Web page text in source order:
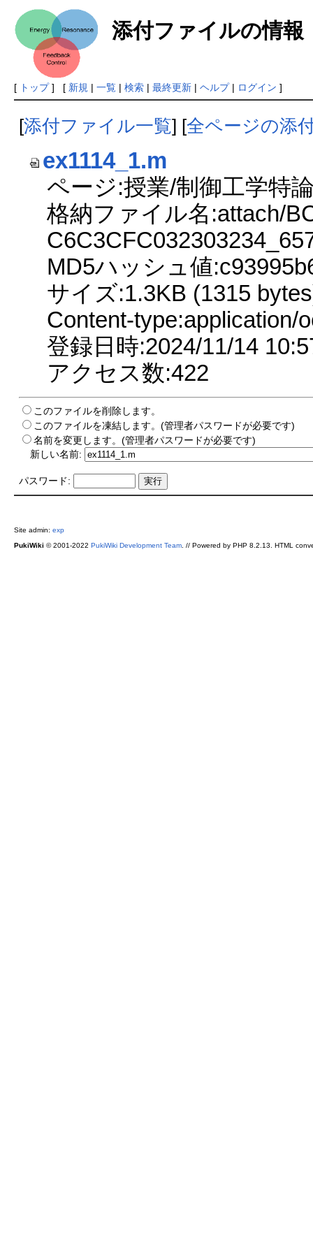
添付ファイルの情報
[ トップ] [ 新規 | 一覧| 検索| 最終更新| ヘルプ| ログイン ]
[添付ファイル一覧] [全ページの添
ex1114_1.m
ページ:授業/制御工学特
格納ファイル名:attach/
MD5ハッシュ値
サイズ:1.3KB (1315
Content-type:application/
登録日時:2024/11/14
アクセス数:422
このファイルを削除します。
このファイルを凍結します。(管理者パスワードが必要です)
名前を変更します。(管理者パスワードが必要です)
新しい名前:
パスワード:
Site admin: exp
PukiWiki © 2001-2022 PukiWiki Development Team. // Powered by PHP 8.2.13. HTML